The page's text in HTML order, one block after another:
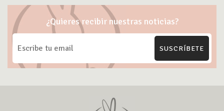
¿Quieres recibir nuestras noticias?
SUSCRÍBETE